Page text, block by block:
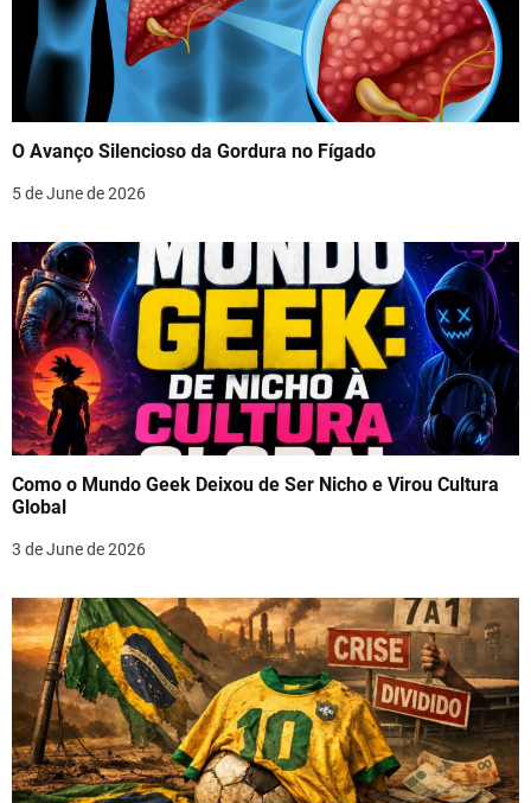
O Avanço Silencioso da Gordura no Fígado
5 de June de 2026
Como o Mundo Geek Deixou de Ser Nicho e Virou Cultura
Global
3 de June de 2026